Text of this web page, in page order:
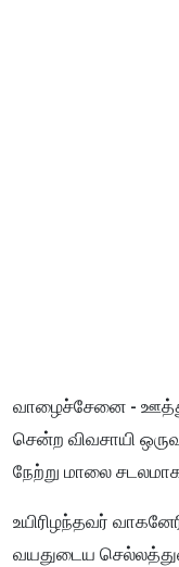
வாழைச்சேனை -
சென்ற விவசாயி
நேற்று மாலை
உயிரிழந்தவர்
வயதுடைய